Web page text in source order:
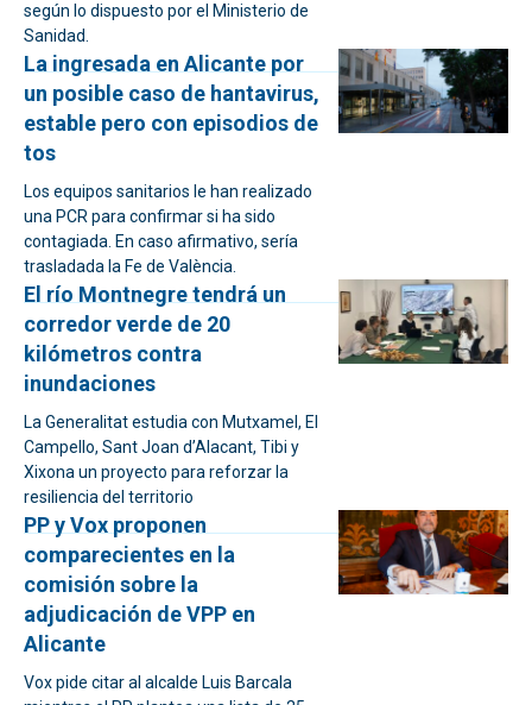
según lo dispuesto por el Ministerio de
Sanidad.
La ingresada en Alicante por
un posible caso de hantavirus,
estable pero con episodios de
tos
Los equipos sanitarios le han realizado
una PCR para confirmar si ha sido
contagiada. En caso afirmativo, sería
trasladada la Fe de València.
El río Montnegre tendrá un
corredor verde de 20
kilómetros contra
inundaciones
La Generalitat estudia con Mutxamel, El
Campello, Sant Joan d’Alacant, Tibi y
Xixona un proyecto para reforzar la
resiliencia del territorio
PP y Vox proponen
comparecientes en la
comisión sobre la
adjudicación de VPP en
Alicante
Vox pide citar al alcalde Luis Barcala